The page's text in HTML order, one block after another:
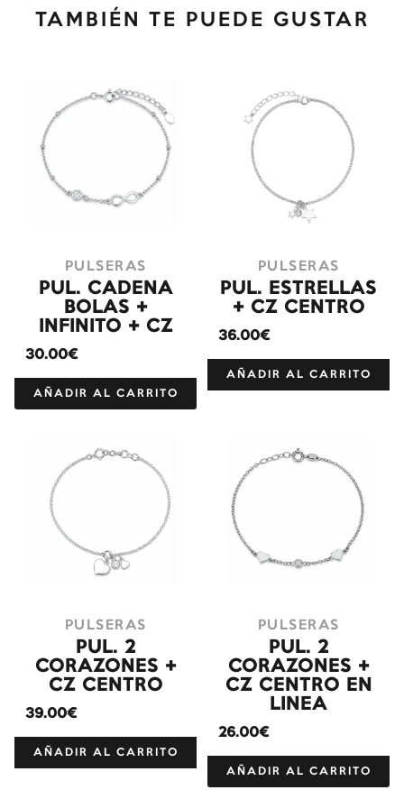
TAMBIÉN TE PUEDE GUSTAR
PULSERAS
PUL. CADENA
BOLAS +
INFINITO + CZ
30.00€
AÑADIR AL CARRITO
PULSERAS
PUL. ESTRELLAS
+ CZ CENTRO
36.00€
AÑADIR AL CARRITO
PULSERAS
PUL. 2
CORAZONES +
CZ CENTRO
39.00€
AÑADIR AL CARRITO
PULSERAS
PUL. 2
CORAZONES +
CZ CENTRO EN
LINEA
26.00€
AÑADIR AL CARRITO